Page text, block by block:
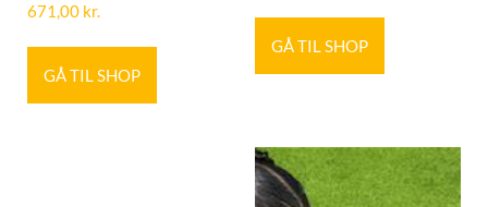
671,00 kr.
GÅ TIL SHOP
GÅ TIL SHOP